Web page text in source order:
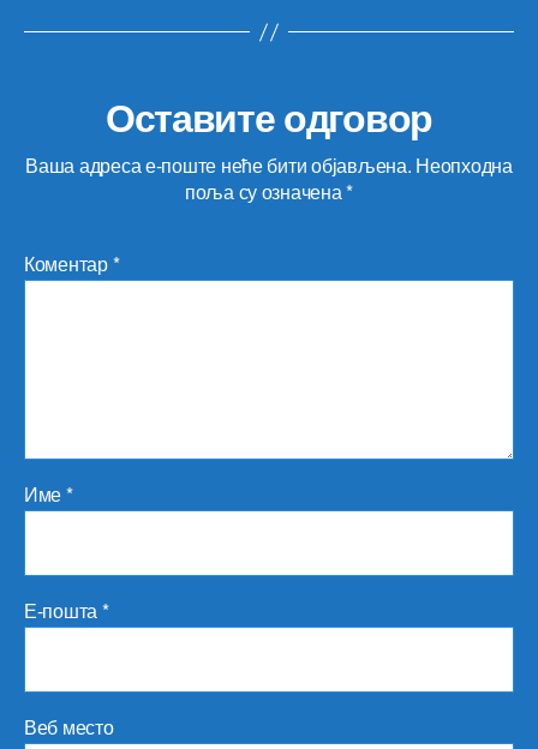
Оставите одговор
Ваша адреса е-поште неће бити објављена. Неопходна
поља су означена*
Коментар*
Име*
Е-пошта*
Веб место